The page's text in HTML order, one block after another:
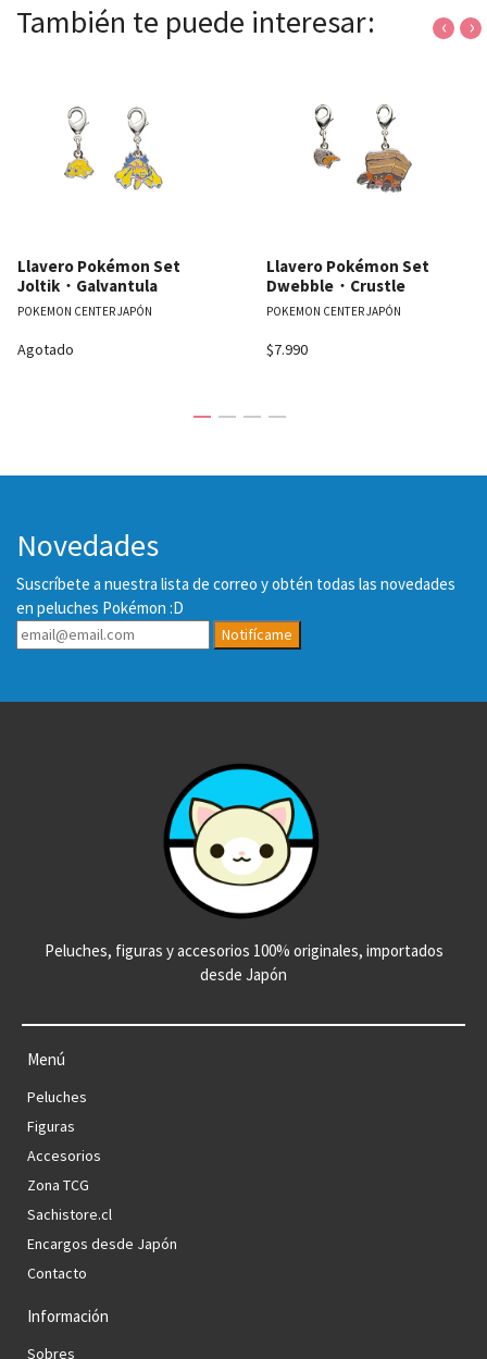
También te puede interesar:
Llavero Pokémon Set
Joltik・Galvantula
POKEMON CENTER JAPÓN
Agotado
Llavero Pokémon Set
Dwebble・Crustle
POKEMON CENTER JAPÓN
$7.990
‹ ›
Novedades
Suscríbete a nuestra lista de correo y obtén todas las novedades
en peluches Pokémon :D
Notifícame
Peluches, figuras y accesorios 100% originales, importados
desde Japón
Menú
Peluches
Figuras
Accesorios
Zona TCG
Sachistore.cl
Encargos desde Japón
Contacto
Información
Sobres